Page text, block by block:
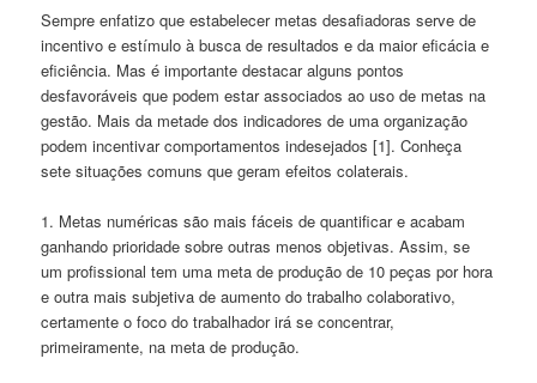
Sempre enfatizo que estabelecer metas desafiadoras serve de
incentivo e estímulo à busca de resultados e da maior eficácia e
eficiência. Mas é importante destacar alguns pontos
desfavoráveis que podem estar associados ao uso de metas na
gestão. Mais da metade dos indicadores de uma organização
podem incentivar comportamentos indesejados [1]. Conheça
sete situações comuns que geram efeitos colaterais.
1. Metas numéricas são mais fáceis de quantificar e acabam
ganhando prioridade sobre outras menos objetivas. Assim, se
um profissional tem uma meta de produção de 10 peças por hora
e outra mais subjetiva de aumento do trabalho colaborativo,
certamente o foco do trabalhador irá se concentrar,
primeiramente, na meta de produção.